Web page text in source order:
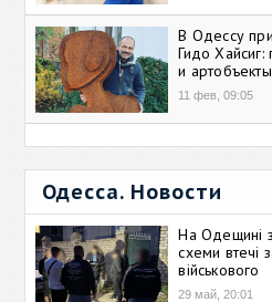
В Одессу
Гидо Хайсиг:
и артобъекты
11 фев, 09:05
Одесса. Новости
На Одещині
схеми втечі
військового
29 май, 20:01